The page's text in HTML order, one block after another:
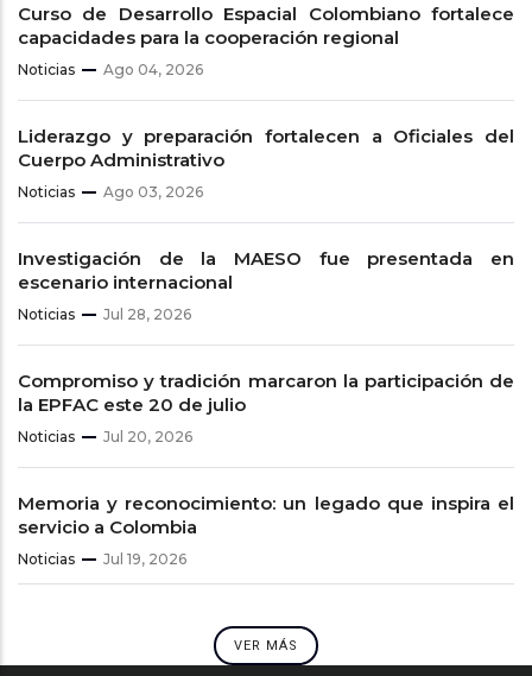
Curso de Desarrollo Espacial Colombiano fortalece
capacidades para la cooperación regional
Noticias Ago 04, 2026
Liderazgo y preparación fortalecen a Oficiales del
Cuerpo Administrativo
Noticias Ago 03, 2026
Investigación de la MAESO fue presentada en
escenario internacional
Noticias Jul 28, 2026
Compromiso y tradición marcaron la participación de
la EPFAC este 20 de julio
Noticias Jul 20, 2026
Memoria y reconocimiento: un legado que inspira el
servicio a Colombia
Noticias Jul 19, 2026
VER MÁS